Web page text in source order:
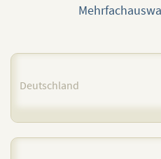
Deutschland